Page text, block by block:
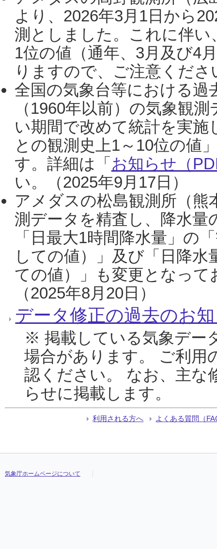
より、2026年3月1日から
測としました。これに伴い
1位の値（通年、3月及び4
りますので、ご注意くだ
全国の気象台等における過
（1960年以前）の気象観
い期間で改めて統計を実
との観測史上1～10位の値
す。詳細は「 お知らせ（
い。（2025年9月17日）
アメダスの松島観測所（熊
測データを精査し、降水
「日最大1時間降水量」の
しての値）」及び「日降
ての値）」も変更となっ
（2025年8月20日）
データ修正の過去のお
※ 掲載している気象デー
場合があります。 ご利用
認ください。 なお、主な
らせに掲載します。
利用される方へ よくある質問（
気象庁ホームページについて